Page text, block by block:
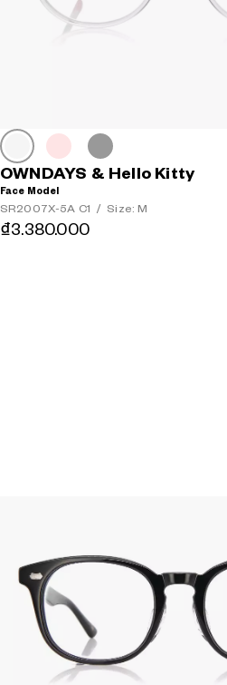
OWNDAYS & Hello Kitty
Face Model
SR2007X-5A C1 / Size: M
₫3.380.000